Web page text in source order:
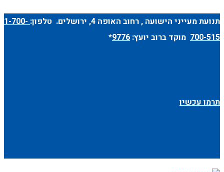
תנועת מעייני הישועה ,רחוב האופה 4 , ירושלים. טלפון: 1-700-
700-515 מוקד ברוב יועץ: 9776
*
תרמו עכשיו